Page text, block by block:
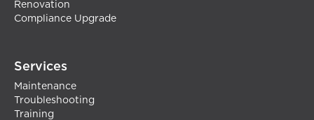
Renovation
Compliance Upgrade
Services
Maintenance
Troubleshooting
Training